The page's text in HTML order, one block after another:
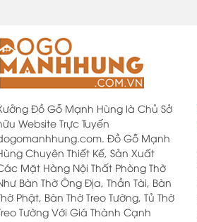
Đồ Gỗ Mạnh Hùng là Chủ Sở
Website Trực Tuyến
Đồ Gỗ Mạnh
Chuyên Thiết Kế, Sản Xuất
Mặt Hàng Nội Thất Phòng Thờ
Bàn Thờ Ông Địa, Thần Tài, Bàn
Phật, Bàn Thờ Treo Tường, Tủ Thờ
Tường Với Giá Thành Cạnh